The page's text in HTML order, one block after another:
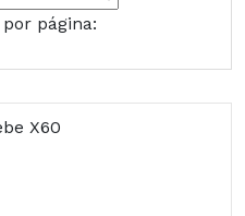
página: